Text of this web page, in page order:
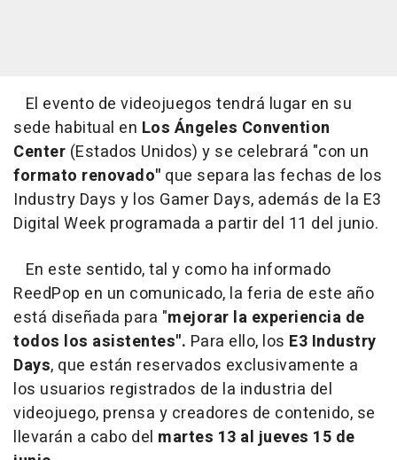
El evento de videojuegos tendrá lugar en su
sede habitual en Los Ángeles Convention
Center (Estados Unidos) y se celebrará "con un
formato renovado" que separa las fechas de los
Industry Days y los Gamer Days, además de la E3
Digital Week programada a partir del 11 del junio.
En este sentido, tal y como ha informado
ReedPop en un comunicado, la feria de este año
está diseñada para "mejorar la experiencia de
todos los asistentes". Para ello, los E3 Industry
Days, que están reservados exclusivamente a
los usuarios registrados de la industria del
videojuego, prensa y creadores de contenido, se
llevarán a cabo del martes 13 al jueves 15 de